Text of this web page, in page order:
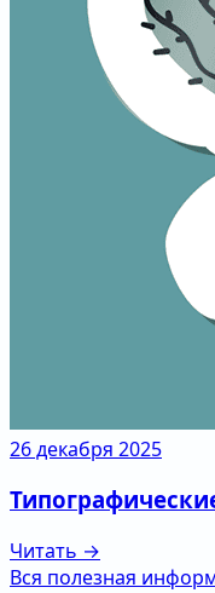
26 декабря 2025
Читать →
Вся полезная